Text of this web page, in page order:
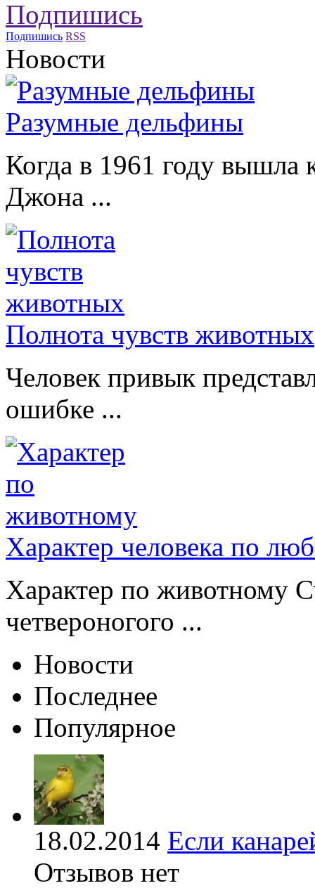
Подпишись RSS
Новости
Разумные дельфины
Когда в 1961 году вышла
Джона ...
Полнота чувств животных
Человек привык
ошибке ...
Характер человека по
Характер по животному
четвероногого ...
Новости
Последнее
Популярное
18.02.2014 Если
Отзывов нет